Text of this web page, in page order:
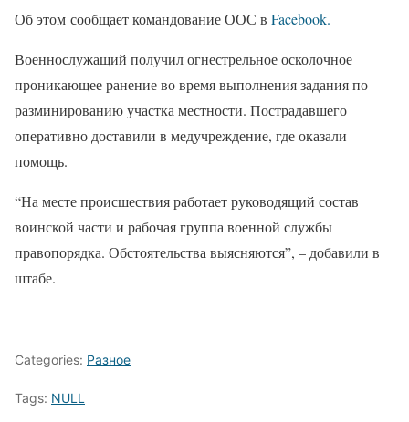
Об этом сообщает командование ООС в Facebook.
Военнослужащий получил огнестрельное осколочное
проникающее ранение во время выполнения задания по
разминированию участка местности. Пострадавшего
оперативно доставили в медучреждение, где оказали
помощь.
“На месте происшествия работает руководящий состав
воинской части и рабочая группа военной службы
правопорядка. Обстоятельства выясняются”, – добавили в
штабе.
Categories: Разное
Tags: NULL